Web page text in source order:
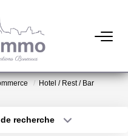
Hotel / Rest / Bar
recherche